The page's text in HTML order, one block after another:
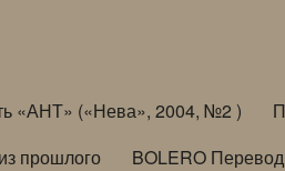
«АНТ» («Нева», 2004, №2 )
прошлого BOLERO